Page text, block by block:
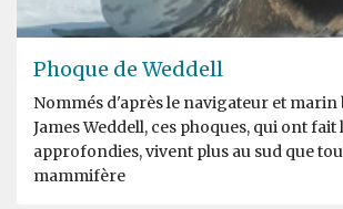
Phoque de Weddell
Nommés d'après le navigateur et
James Weddell, ces phoques, qui ont
approfondies, vivent plus au sud que
mammifère